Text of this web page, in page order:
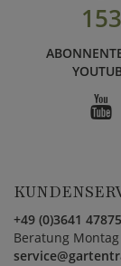
153
+49 (0)3641
Beratung